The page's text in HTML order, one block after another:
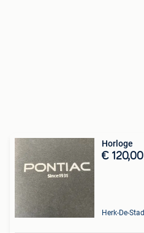
Horloge
€ 120,00
Herk-De-Stad